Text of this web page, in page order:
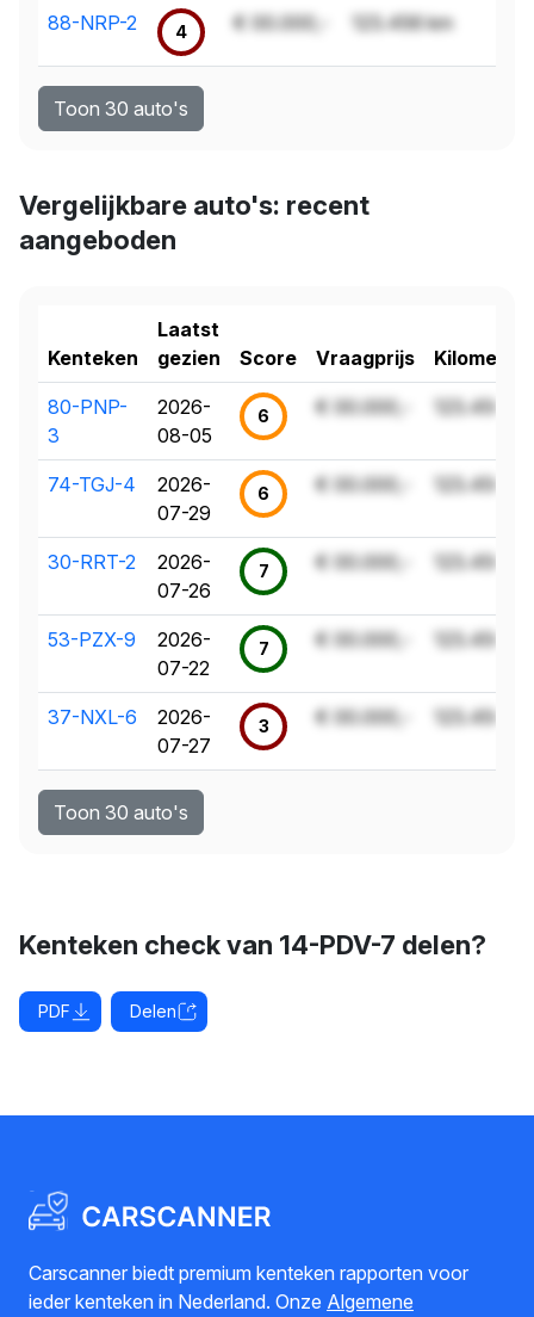
88-NRP-2 4 € 00.000,- 123.456 km
Toon 30 auto's
Vergelijkbare auto's: recent
aangeboden
Kenteken
Laatst
gezien
Score Vraagprijs
80-PNP-
3
2026-
08-05
6 € 00.000,- 123.456 km
74-TGJ-4
2026-
07-29
6 € 00.000,- 123.456 km
30-RRT-2
2026-
07-26
7 € 00.000,- 123.456 km
53-PZX-9
2026-
07-22
7 € 00.000,- 123.456 km
37-NXL-6
2026-
07-27
3 € 00.000,- 123.456 km
Toon 30 auto's
Kenteken check van 14-PDV-7 delen?
PDF Delen
Carscanner biedt premium kenteken rapporten voor
ieder kenteken in Nederland. Onze Algemene